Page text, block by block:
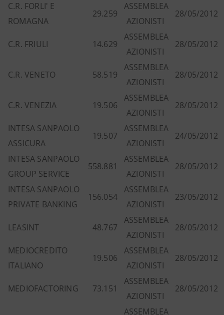
C.R. FORLI' E
ROMAGNA
29.259
ASSEMBLEA
AZIONISTI
28/05/2012
C.R. FRIULI 14.629
ASSEMBLEA
AZIONISTI
28/05/2012
C.R. VENETO 58.519
ASSEMBLEA
AZIONISTI
28/05/2012
C.R. VENEZIA 19.506
ASSEMBLEA
AZIONISTI
28/05/2012
INTESA SANPAOLO
ASSICURA
19.507
ASSEMBLEA
AZIONISTI
24/05/2012
INTESA SANPAOLO
GROUP SERVICE
558.881
ASSEMBLEA
AZIONISTI
28/05/2012
INTESA SANPAOLO
PRIVATE BANKING
156.054
ASSEMBLEA
AZIONISTI
23/05/2012
LEASINT 48.767
ASSEMBLEA
AZIONISTI
28/05/2012
MEDIOCREDITO
ITALIANO
19.506
ASSEMBLEA
AZIONISTI
28/05/2012
MEDIOFACTORING 73.151
ASSEMBLEA
AZIONISTI
28/05/2012
ASSEMBLEA